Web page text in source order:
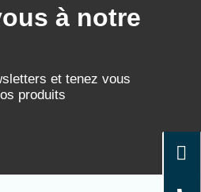
à notre
et tenez vous
produits